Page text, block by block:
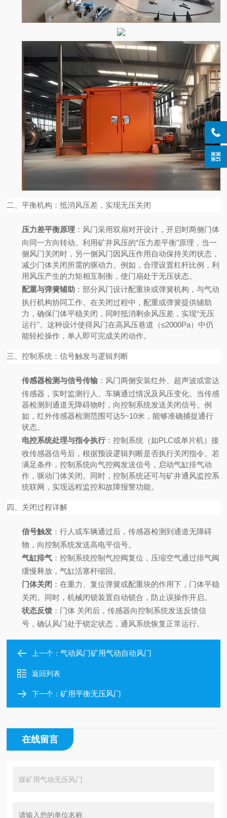
二、平衡机构：抵消风压差，实现无压关闭
压力差平衡原理 ： 风门采用双扇对开设计，开启时两侧门体
向同一方向转动。利用矿井风压的“压力差平衡"原理，当一
侧风门关闭时，另一侧风门因风压作用自动保持关闭状态，
减少门体关闭所需的驱动力。例如，合理设置杠杆比例，利
用风压产生的力矩相互制衡，使门扇处于无压状态。
配重与弹簧辅助 ：部分风门设计配重块或弹簧机构，与气动
执行机构协同工作。在关闭过程中，配重或弹簧提供辅助
力，确保门体平稳关闭，同时抵消剩余风压差，实现“无压
运行"。这种设计使得风门在高风压巷道（≤2000Pa）中仍
能轻松操作，单人即可完成关闭动作。
三、控制系统：信号触发与逻辑判断
传感器检测与信号传输 ： 风门两侧安装红外、超声波或雷达
传感器，实时监测行人、车辆通过情况及风压变化。当传感
器检测到通道无障碍物时，向控制系统发送关闭信号。例
如，红外传感器检测范围可达5~10米，能够准确捕捉通行
状态。
电控系统处理与指令执行：控制系统（如PLC或单片机）接
收传感器信号后，根据预设逻辑判断是否执行关闭指令。若
满足条件，控制系统向气控阀发送信号，启动气缸排气动
作，驱动门体关闭。同时，控制系统还可与矿井通风监控系
统联网，实现远程监控和故障报警功能。
四、关闭过程详解
信号触发 ：行人或车辆通过后，传感器检测到通道无障碍
物，向控制系统发送高电平信号。
气缸排气 ：控制系统控制气控阀复位，压缩空气通过排气阀
缓慢释放，气缸活塞杆缩回。
门体关闭 ：在重力、复位弹簧或配重块的作用下，门体平稳
关闭。同时，机械闭锁装置自动锁合，防止误操作开启。
状态反馈 ： 门体 关闭后，传感器向控制系统发送反馈信
号，确认风门处于锁定状态，通风系统恢复正常运行。
上一个：气动风门矿用气动自动风门
返回列表
下一个：矿用平衡无压风门
在线留言